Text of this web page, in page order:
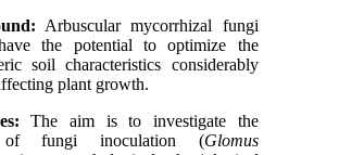
Arbuscular mycorrhizal fungi
have the potential to optimize the
soil characteristics considerably
affecting plant growth.
The aim is to investigate the
of fungi inoculation (Glomus